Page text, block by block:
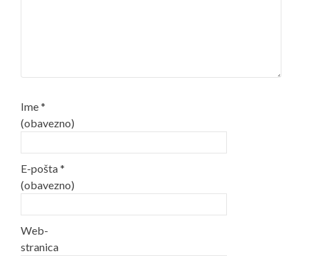
Ime*
(obavezno)
E-pošta*
(obavezno)
Web-
stranica